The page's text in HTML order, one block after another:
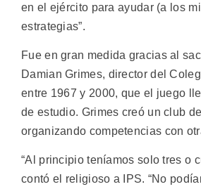
en el ejército para ayudar (a los
estrategias”.
Fue en gran medida gracias al
Damian Grimes, director del
entre 1967 y 2000, que el juego
de estudio. Grimes creó un club
organizando competencias con
“Al principio teníamos solo tres o
contó el religioso a IPS. “No